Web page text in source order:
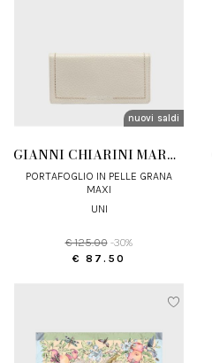
nuovi arrivi
saldi
GIANNI CHIARINI MARCELLA
PORTAFOGLIO IN PELLE GRANA
MAXI
UNI
€ 125.00 -30%
€ 87.50